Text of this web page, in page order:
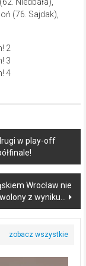
(76. Sajdak),
w play-off
Wrocław nie
z wyniku…